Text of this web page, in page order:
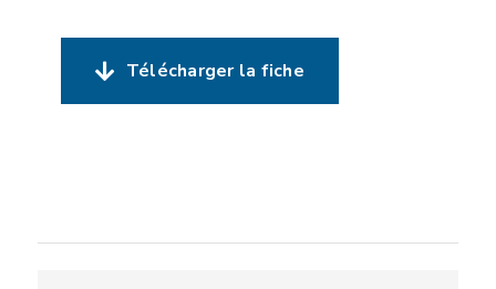
Télécharger la fiche